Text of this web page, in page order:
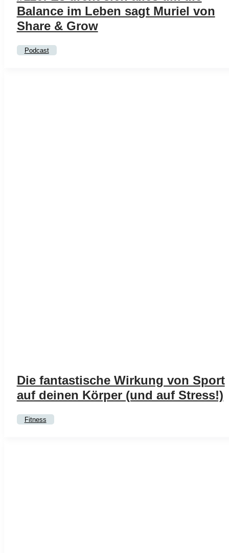
Balance im Leben sagt Muriel von
Share & Grow
Podcast
Die fantastische Wirkung von Sport
auf deinen Körper (und auf Stress!)
Fitness